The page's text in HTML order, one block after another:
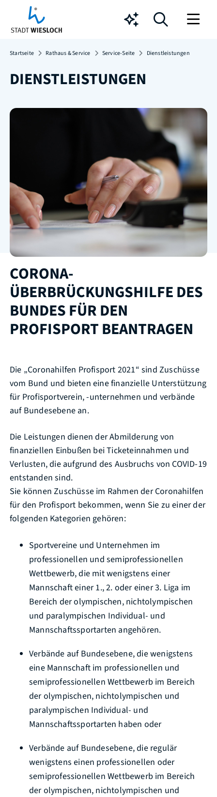
Chatbot
Startseite Rathaus & Service Service-Seite Dienstleistungen
DIENSTLEISTUNGEN
CORONA-
ÜBERBRÜCKUNGSHILFE DES
BUNDES FÜR DEN
PROFISPORT BEANTRAGEN
Die „Coronahilfen Profisport 2021“ sind Zuschüsse
vom Bund und bieten eine finanzielle Unterstützung
für Profisportverein, -unternehmen und verbände
auf Bundesebene an.
Die Leistungen dienen der Abmilderung von
finanziellen Einbußen bei Ticketeinnahmen und
Verlusten, die aufgrund des Ausbruchs von COVID-19
entstanden sind.
Sie können Zuschüsse im Rahmen der Coronahilfen
für den Profisport bekommen, wenn Sie zu einer der
folgenden Kategorien gehören:
Sportvereine und Unternehmen im
professionellen und semiprofessionellen
Wettbewerb, die mit wenigstens einer
Mannschaft einer 1., 2. oder einer 3. Liga im
Bereich der olympischen, nichtolympischen
und paralympischen Individual- und
Mannschaftssportarten angehören.
Verbände auf Bundesebene, die wenigstens
eine Mannschaft im professionellen und
semiprofessionellen Wettbewerb im Bereich
der olympischen, nichtolympischen und
paralympischen Individual- und
Mannschaftssportarten haben oder
Verbände auf Bundesebene, die regulär
wenigstens einen professionellen oder
semiprofessionellen Wettbewerb im Bereich
der olympischen, nichtolympischen und